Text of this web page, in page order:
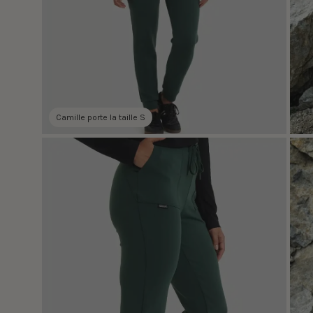
Camille porte la taille S
la